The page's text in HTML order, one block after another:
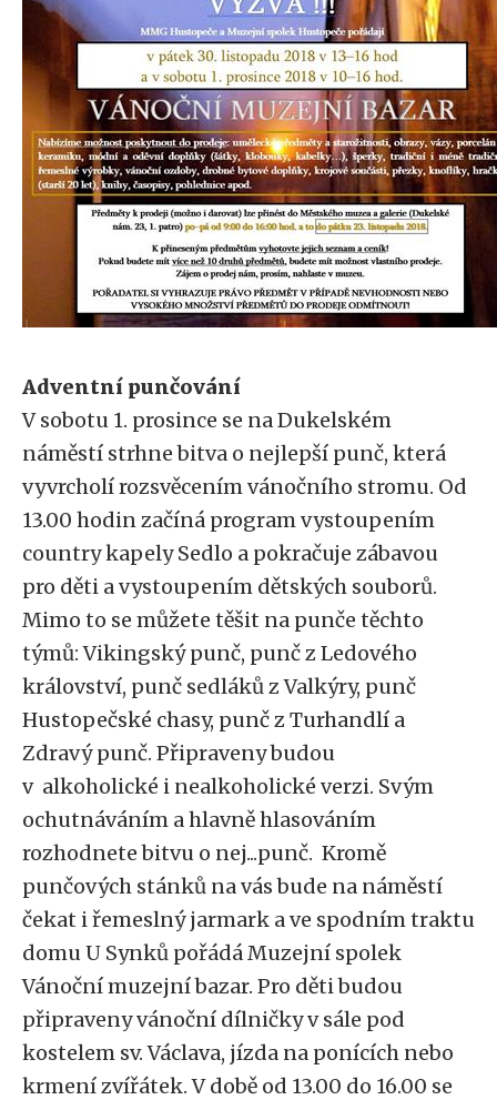
Adventní punčování
V sobotu 1. prosince se na Dukelském
náměstí strhne bitva o nejlepší punč, která
vyvrcholí rozsvěcením vánočního stromu. Od
13.00 hodin začíná program vystoupením
country kapely Sedlo a pokračuje zábavou
pro děti a vystoupením dětských souborů.
Mimo to se můžete těšit na punče těchto
týmů: Vikingský punč, punč z Ledového
království, punč sedláků z Valkýry, punč
Hustopečské chasy, punč z Turhandlí a
Zdravý punč. Připraveny budou
v alkoholické i nealkoholické verzi. Svým
ochutnáváním a hlavně hlasováním
rozhodnete bitvu o nej...punč. Kromě
punčových stánků na vás bude na náměstí
čekat i řemeslný jarmark a ve spodním traktu
domu U Synků pořádá Muzejní spolek
Vánoční muzejní bazar. Pro děti budou
připraveny vánoční dílničky v sále pod
kostelem sv. Václava, jízda na ponících nebo
krmení zvířátek. V době od 13.00 do 16.00 se